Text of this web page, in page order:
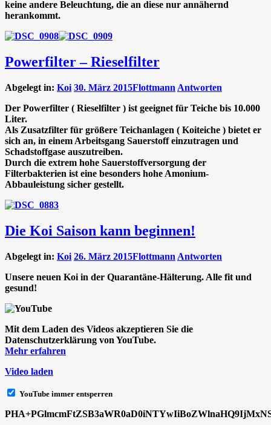
keine andere Beleuchtung, die an diese nur annähernd
herankommt.
Powerfilter – Rieselfilter
Abgelegt in: Koi 30. März 2015Flottmann Antworten
Der Powerfilter ( Rieselfilter ) ist geeignet für Teiche bis 10.000
Liter.
Als Zusatzfilter für größere Teichanlagen ( Koiteiche ) bietet er
sich an, in einem Arbeitsgang Sauerstoff einzutragen und
Schadstoffgase auszutreiben.
Durch die extrem hohe Sauerstoffversorgung der
Filterbakterien ist eine besonders hohe Amonium-
Abbauleistung sicher gestellt.
Die Koi Saison kann beginnen!
Abgelegt in: Koi 26. März 2015Flottmann Antworten
Unsere neuen Koi in der Quarantäne-Hälterung. Alle fit und
gesund!
Mit dem Laden des Videos akzeptieren Sie die
Datenschutzerklärung von YouTube.
Mehr erfahren
Video laden
YouTube immer entsperren